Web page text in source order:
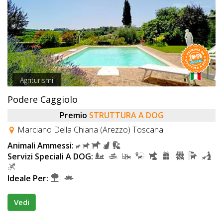
Agriturismi
Podere Caggiolo
Premio STRUTTURA A DOG
Marciano Della Chiana (Arezzo) Toscana
Animali Ammessi:
Servizi Speciali A DOG:
Ideale Per:
Vedi